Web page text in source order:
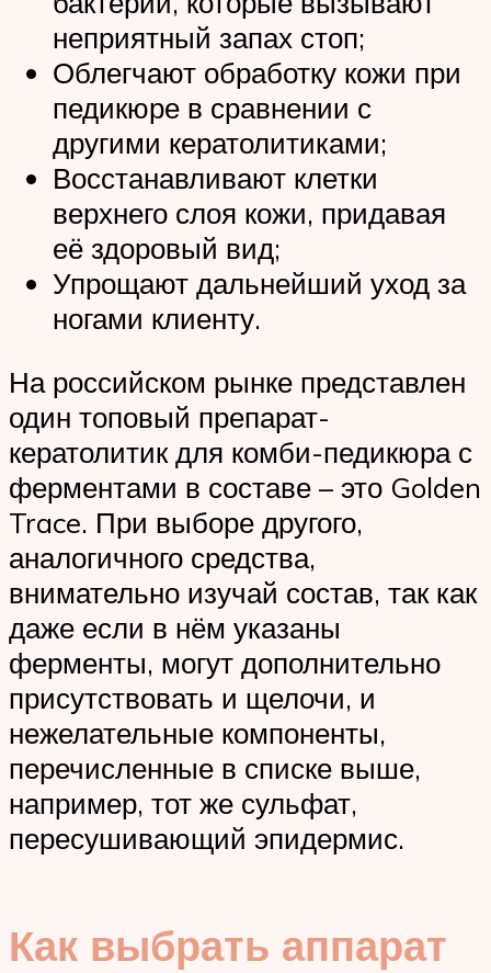
неприятный запах стоп;
Облегчают обработку кожи при
педикюре в сравнении с
другими кератолитиками;
Восстанавливают клетки
верхнего слоя кожи, придавая
её здоровый вид;
Упрощают дальнейший уход за
ногами клиенту.
На российском рынке представлен
один топовый препарат-
кератолитик для комби-педикюра с
ферментами в составе – это Golden
Trace. При выборе другого,
аналогичного средства,
внимательно изучай состав, так как
даже если в нём указаны
ферменты, могут дополнительно
присутствовать и щелочи, и
нежелательные компоненты,
перечисленные в списке выше,
например, тот же сульфат,
пересушивающий эпидермис.
Как выбрать аппарат